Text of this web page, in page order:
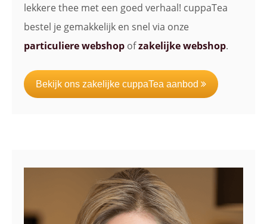
lekkere thee met een goed verhaal! cuppaTea
bestel je gemakkelijk en snel via onze
particuliere webshop ofzakelijke webshop.
Bekijk ons zakelijke cuppaTea aanbod